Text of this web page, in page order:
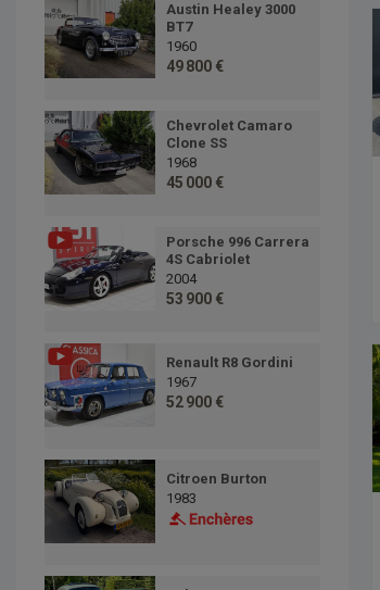
Austin Healey 3000
BT7
1960
49 800 €
Chevrolet Camaro
Clone SS
1968
45 000 €
Porsche 996 Carrera
4S Cabriolet
2004
53 900 €
Renault R8 Gordini
1967
52 900 €
Citroen Burton
1983